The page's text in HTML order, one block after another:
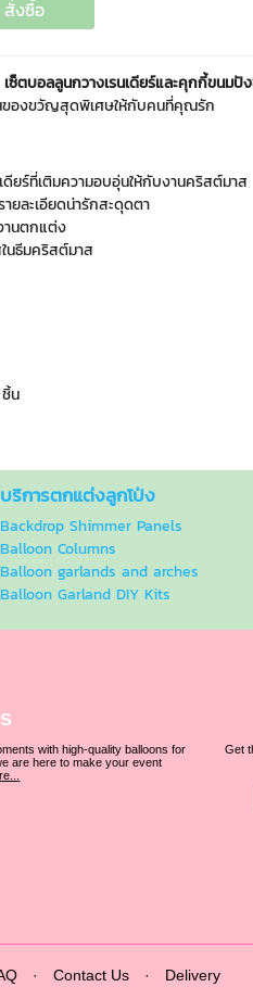
สั่งซื้อ
เซ็ตบอลลูนกวางเรนเดียร์และคุกกี้ขนมปั
ของขวัญสุดพิเศษให้กับคนที่คุณรัก
ยร์ที่เติมความอบอุ่นให้กับงานคริสต์มาส
ละเอียดน่ารักสะดุดตา
านตกแต่ง
นธีมคริสต์มาส
น
บริการตกแต่งลูกโป่ง
Backdrop Shimmer Panels
Balloon Columns
Balloon garlands and arches
Balloon Garland DIY Kits
with high-quality balloons for
are here to make your event
Get
· Contact Us · Delivery